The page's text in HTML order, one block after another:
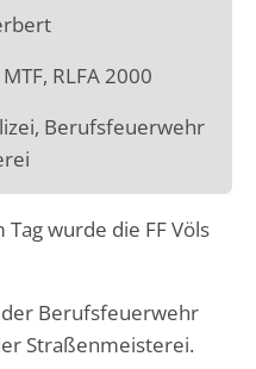
RLFA 2000
Berufsfeuerwehr
wurde die FF Völs
Berufsfeuerwehr
Straßenmeisterei.